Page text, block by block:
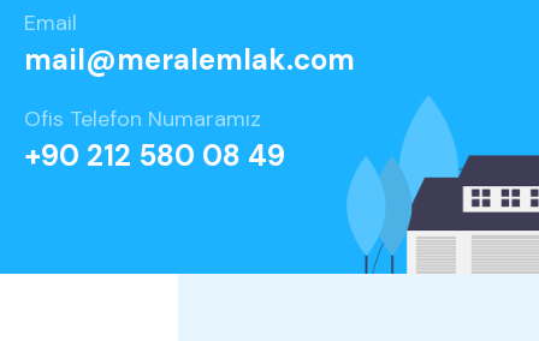
Email
mail@meralemlak.com
Ofis Telefon Numaramız
+90 212 580 08 49